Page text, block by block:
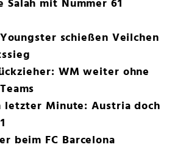
Salah mit Nummer 61
schießen Veilchen
WM weiter ohne
letzter Minute: Austria doch
beim FC Barcelona